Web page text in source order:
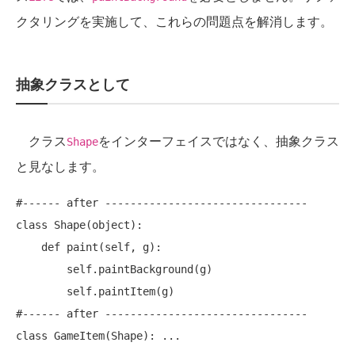
クタリングを実施して、これらの問題点を解消します。
抽象クラスとして
クラスShapeをインターフェイスではなく、抽象クラス
と見なします。
#------ after --------------------------------
class Shape(object):
#------ after --------------------------------
class GameItem(Shape): ...